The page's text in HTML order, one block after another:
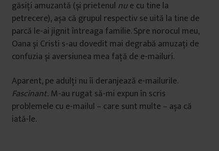
găsiți amuzantă (și prietenul nue cu tine la
petrecere), așa că grupul respectiv se uită la tine de
parcă le-ai jignit întreaga familie. Spre norocul meu,
Oana și Cristi s-au dovedit mai degrabă amuzați de
confuzia și aversiunea mea față de e-mailuri.
Aparent, pe adulți nu îi deranjează e-mailurile.
Fascinant. M-au rugat să-mi expun în scris
problemele cu e-mailul – care sunt multe – așa că
iată-le.